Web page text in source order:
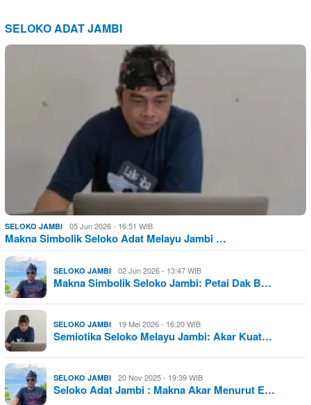
SELOKO ADAT JAMBI
SELOKO JAMBI 05 Jun 2026 - 16:51 WIB
Makna Simbolik Seloko Adat Melayu Jambi …
SELOKO JAMBI 02 Jun 2026 - 13:47 WIB
Makna Simbolik Seloko Jambi: Petai Dak B…
SELOKO JAMBI 19 Mei 2026 - 16:20 WIB
Semiotika Seloko Melayu Jambi: Akar Kuat…
SELOKO JAMBI 20 Nov 2025 - 19:39 WIB
Seloko Adat Jambi : Makna Akar Menurut E…